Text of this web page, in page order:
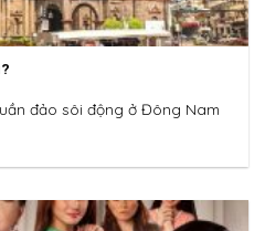
đảo sôi động ở Đông Nam